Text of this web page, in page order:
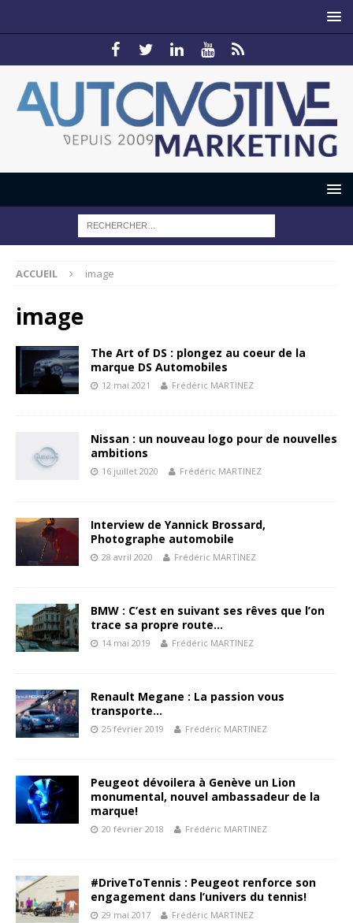
ACCUEIL image
image
The Art of DS : plongez au coeur de la
marque DS Automobiles
12 mai 2021 Frédéric MARTINEZ
Nissan : un nouveau logo pour de nouvelles
ambitions
16 juillet 2020 Frédéric MARTINEZ
Interview de Yannick Brossard,
Photographe automobile
28 avril 2020 Frédéric MARTINEZ
BMW : C’est en suivant ses rêves que l’on
trace sa propre route…
14 mai 2019 Frédéric MARTINEZ
Renault Megane : La passion vous
transporte…
25 février 2019 Frédéric MARTINEZ
Peugeot dévoilera à Genève un Lion
monumental, nouvel ambassadeur de la
marque!
20 février 2018 Frédéric MARTINEZ
#DriveToTennis : Peugeot renforce son
engagement dans l’univers du tennis!
29 mai 2017 Frédéric MARTINEZ